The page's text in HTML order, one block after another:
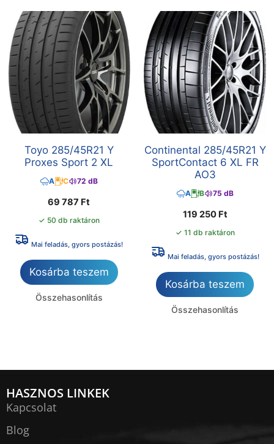
Toyo 285/45R21 Y
Proxes Sport 2 XL
A C 72 dB
69 787 Ft
✓ 50 db raktáron
Mai feladás, gyors postázás!
Kosárba teszem
Összehasonlítás
Continental 285/45R21 Y
SportContact 6 XL FR
AO3
A B 75 dB
119 250 Ft
✓ 11 db raktáron
Mai feladás, gyors postázás!
Kosárba teszem
Összehasonlítás
HASZNOS LINKEK
Kapcsolat
Blog